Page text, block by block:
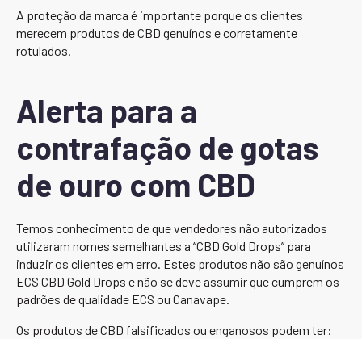
A proteção da marca é importante porque os clientes
merecem produtos de CBD genuínos e corretamente
rotulados.
Alerta para a
contrafação de gotas
de ouro com CBD
Temos conhecimento de que vendedores não autorizados
utilizaram nomes semelhantes a “CBD Gold Drops” para
induzir os clientes em erro. Estes produtos não são genuínos
ECS CBD Gold Drops e não se deve assumir que cumprem os
padrões de qualidade ECS ou Canavape.
Os produtos de CBD falsificados ou enganosos podem ter: